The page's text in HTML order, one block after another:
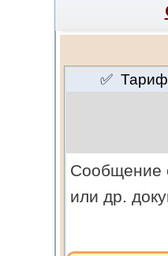
✅
Cообщение
или др.